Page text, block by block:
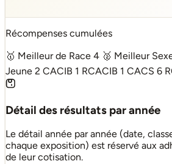
Récompenses cumulées
🥇 Meilleur de Race 4 🥈 Meilleur
Jeune 2 CACIB 1 RCACIB 1 CACS 6
Détail des résultats par année
Le détail année par année (date,
chaque exposition) est réservé aux
de leur cotisation.